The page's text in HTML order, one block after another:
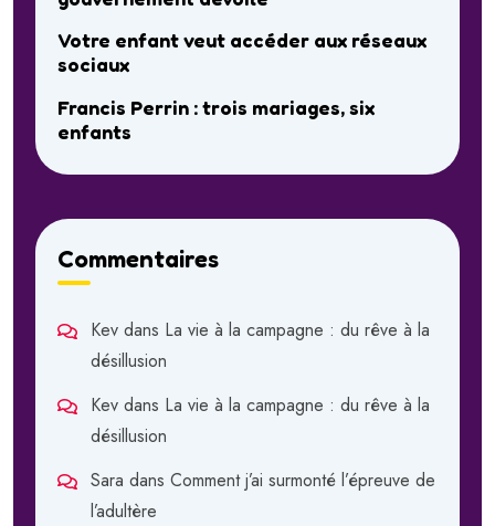
Votre enfant veut accéder aux réseaux
sociaux
Francis Perrin : trois mariages, six
enfants
Commentaires
Kev dans La vie à la campagne : du rêve à la
désillusion
Kev dans La vie à la campagne : du rêve à la
désillusion
Sara dans Comment j’ai surmonté l’épreuve de
l’adultère